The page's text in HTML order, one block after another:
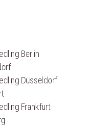
Berlin
Düsseldorf
Frankfurt